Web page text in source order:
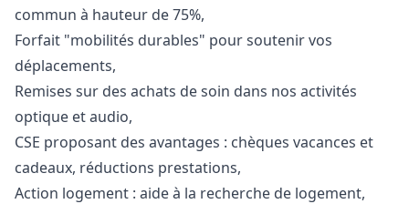
commun à hauteur de 75%,
Forfait "mobilités durables" pour soutenir vos
déplacements,
Remises sur des achats de soin dans nos activités
optique et audio,
CSE proposant des avantages : chèques vacances et
cadeaux, réductions prestations,
Action logement : aide à la recherche de logement,